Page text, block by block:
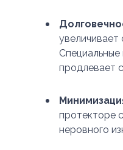
продлевает
протекторе
неровного